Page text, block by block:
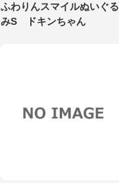
ふわりんスマイルぬいぐる
みS ドキンちゃん